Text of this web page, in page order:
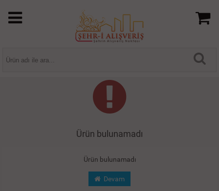
Ürün bulunamadı
Ürün bulunamadı
Devam